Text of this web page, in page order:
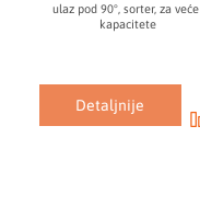
ulaz pod 90°, sorter, za veće
kapacitete
Detaljnije